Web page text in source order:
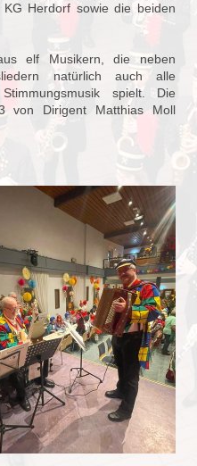
Herdorf sowie die beiden
elf Musikern, die neben
natürlich auch alle
spielt. Die
von Dirigent Matthias Moll